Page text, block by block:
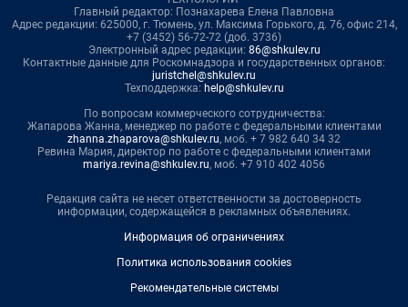
Главный редактор: Познахарева Елена Павловна
Адрес редакции: 625000, г. Тюмень, ул. Максима Горького, д. 76, офис 214,
+7 (3452) 56-72-72 (доб. 3736)
Электронный адрес редакции: 86@shkulev.ru
Контактные данные для Роскомнадзора и государственных органов:
juristchel@shkulev.ru
Техподдержка: help@shkulev.ru
По вопросам коммерческого сотрудничества:
Жапарова Жанна, менеджер по работе с федеральными клиентами
zhanna.zhaparova@shkulev.ru, моб. + 7 982 640 34 32
Ревина Мария, директор по работе с федеральными клиентами
mariya.revina@shkulev.ru, моб. +7 910 402 4056
Редакция сайта не несет ответственности за достоверность
информации, содержащейся в рекламных объявлениях.
Информация об ограничениях
Политика использования cookies
Рекомендательные системы